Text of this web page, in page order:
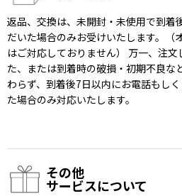
返品、交換は、未開封・未使用で到着
だいた場合のみお受けいたします。（
はご対応しておりません） 万一、注
た、または到着時の破損・初期不良な
わらず、到着後7日以内にお電話もし
た場合のみ対応いたします。
その他
サービスについて